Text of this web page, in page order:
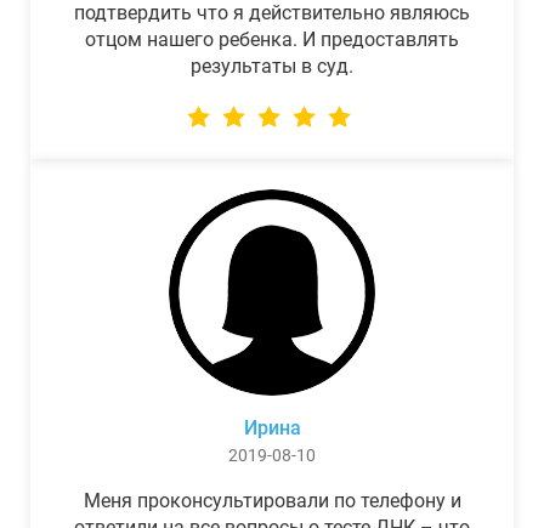
подтвердить что я действительно являюсь
отцом нашего ребенка. И предоставлять
результаты в суд.
Ирина
2019-08-10
Меня проконсультировали по телефону и